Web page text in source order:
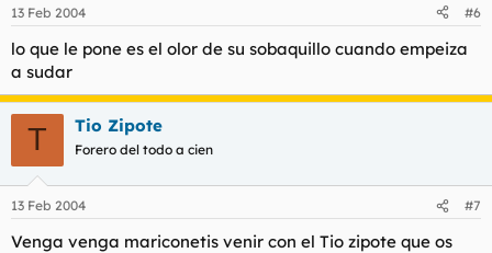
13 Feb 2004 #6
lo que le pone es el olor de su sobaquillo cuando empeiza
a sudar
T Tio Zipote
Forero del todo a cien
13 Feb 2004 #7
Venga venga mariconetis venir con el Tio zipote que os